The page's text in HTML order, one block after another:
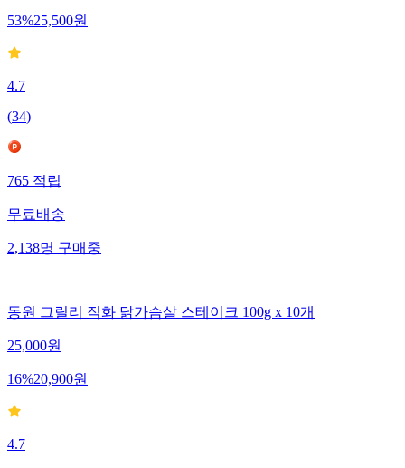
53%25,500원
4.7
(34)
765 적립
무료배송
2,138명 구매중
동원 그릴리 직화 닭가슴살 스테이크 100g x 10개
25,000원
16%20,900원
4.7